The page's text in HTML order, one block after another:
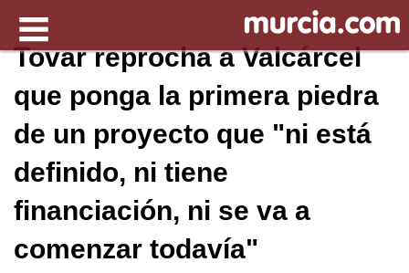
Tovar reprocha a Valcárcel
que ponga la primera piedra
de un proyecto que "ni está
definido, ni tiene
financiación, ni se va a
comenzar todavía"